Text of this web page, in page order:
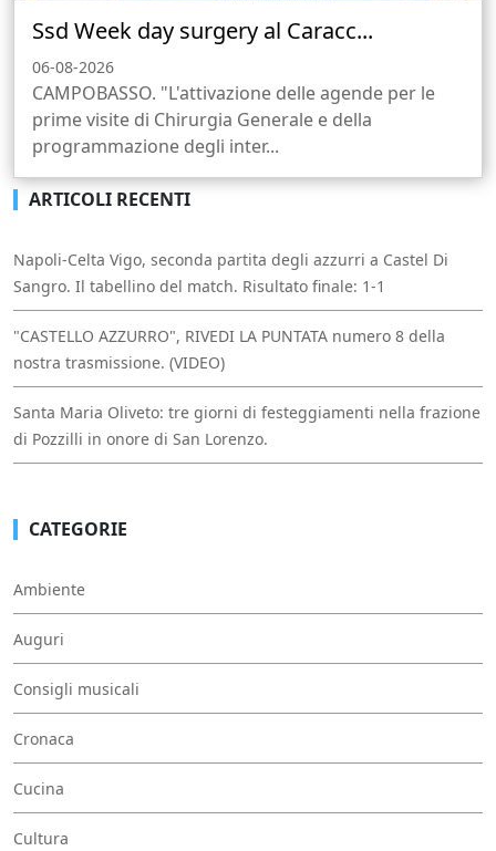
Ssd Week day surgery al Caracc...
06-08-2026
CAMPOBASSO. "L'attivazione delle agende per le
prime visite di Chirurgia Generale e della
programmazione degli inter...
ARTICOLI RECENTI
Napoli-Celta Vigo, seconda partita degli azzurri a Castel Di
Sangro. Il tabellino del match. Risultato finale: 1-1
"CASTELLO AZZURRO", RIVEDI LA PUNTATA numero 8 della
nostra trasmissione. (VIDEO)
Santa Maria Oliveto: tre giorni di festeggiamenti nella frazione
di Pozzilli in onore di San Lorenzo.
CATEGORIE
Ambiente
Auguri
Consigli musicali
Cronaca
Cucina
Cultura